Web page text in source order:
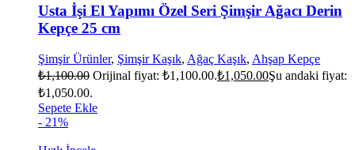
Usta İşi El Yapımı Özel Seri Şimşir Ağacı Derin
Kepçe 25 cm
Şimşir Ürünler, Şimşir Kaşık, Ağaç Kaşık, Ahşap Kepçe
₺1,100.00 Orijinal fiyat: ₺1,100.00.₺1,050.00Şu andaki fiyat:
₺1,050.00.
Sepete Ekle
- 21%